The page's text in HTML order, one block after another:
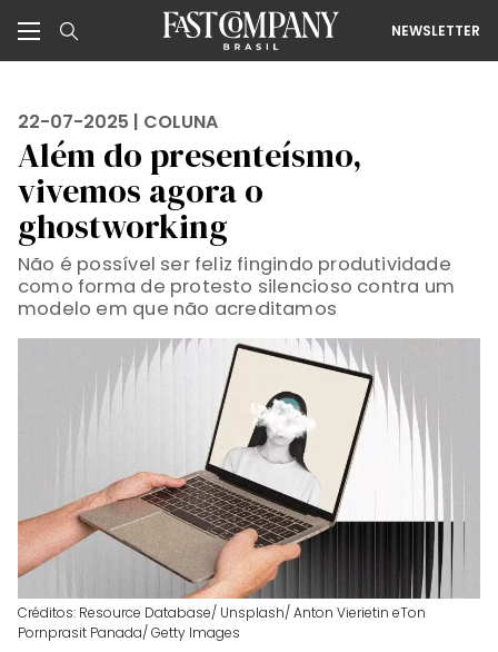
NEWSLETTER
22-07-2025 | COLUNA
Além do presenteísmo,
vivemos agora o
ghostworking
Não é possível ser feliz fingindo produtividade
como forma de protesto silencioso contra um
modelo em que não acreditamos
Créditos: Resource Database/ Unsplash/ Anton Vierietin eTon
Pornprasit Panada/ Getty Images